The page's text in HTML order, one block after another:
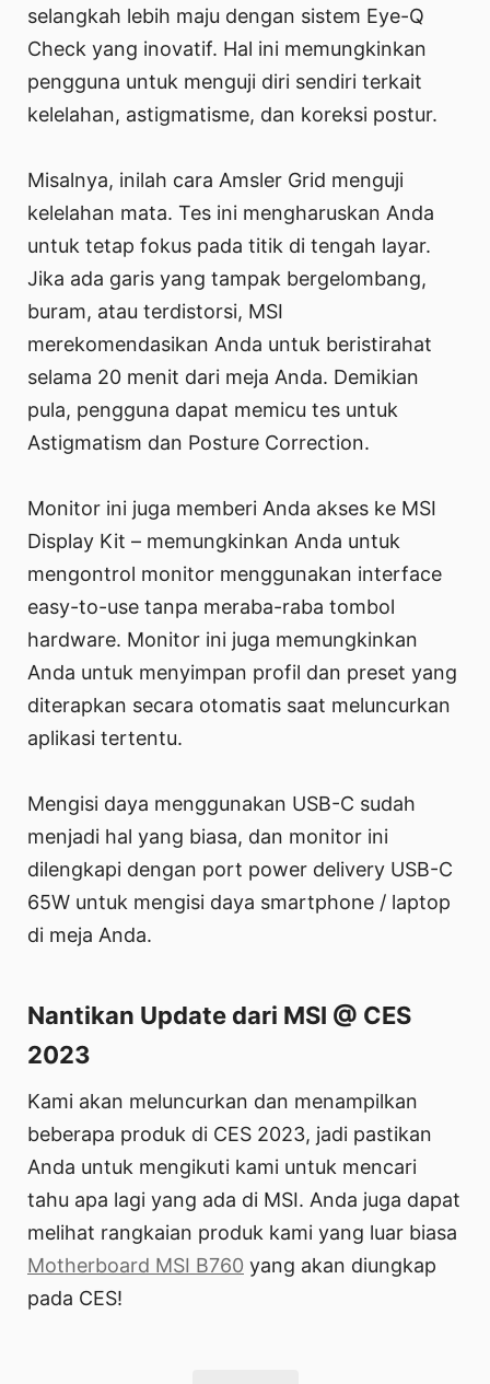
selangkah lebih maju dengan sistem Eye-Q
Check yang inovatif. Hal ini memungkinkan
pengguna untuk menguji diri sendiri terkait
kelelahan, astigmatisme, dan koreksi postur.
Misalnya, inilah cara Amsler Grid menguji
kelelahan mata. Tes ini mengharuskan Anda
untuk tetap fokus pada titik di tengah layar.
Jika ada garis yang tampak bergelombang,
buram, atau terdistorsi, MSI
merekomendasikan Anda untuk beristirahat
selama 20 menit dari meja Anda. Demikian
pula, pengguna dapat memicu tes untuk
Astigmatism dan Posture Correction.
Monitor ini juga memberi Anda akses ke MSI
Display Kit – memungkinkan Anda untuk
mengontrol monitor menggunakan interface
easy-to-use tanpa meraba-raba tombol
hardware. Monitor ini juga memungkinkan
Anda untuk menyimpan profil dan preset yang
diterapkan secara otomatis saat meluncurkan
aplikasi tertentu.
Mengisi daya menggunakan USB-C sudah
menjadi hal yang biasa, dan monitor ini
dilengkapi dengan port power delivery USB-C
65W untuk mengisi daya smartphone / laptop
di meja Anda.
Nantikan Update dari MSI @ CES
2023
Kami akan meluncurkan dan menampilkan
beberapa produk di CES 2023, jadi pastikan
Anda untuk mengikuti kami untuk mencari
tahu apa lagi yang ada di MSI. Anda juga dapat
melihat rangkaian produk kami yang luar biasa
Motherboard MSI B760 yang akan diungkap
pada CES!